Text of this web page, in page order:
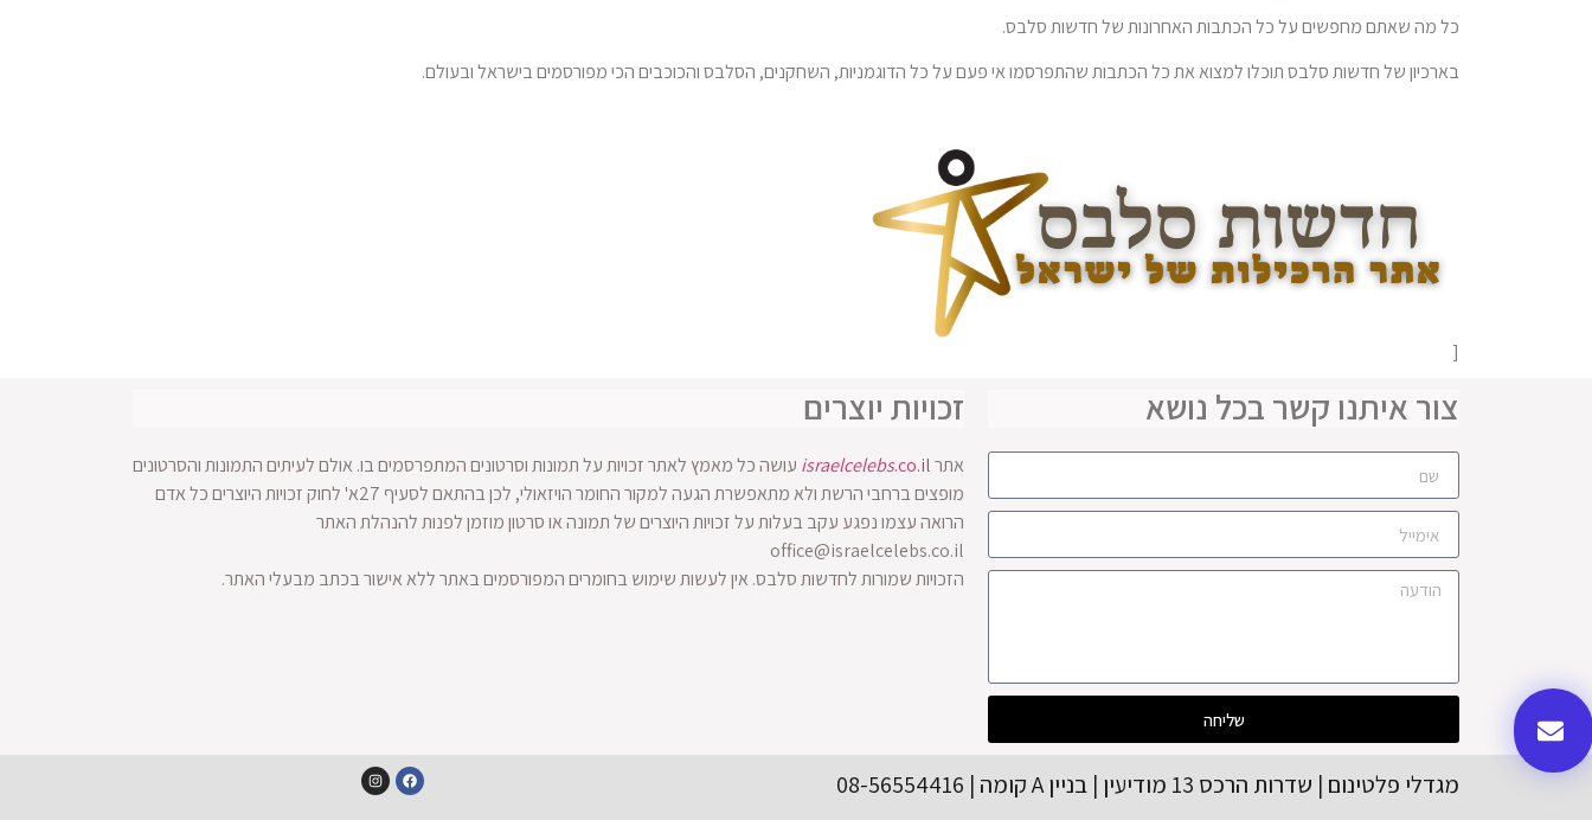
כל מה שאתם מחפשים על כל הכתבות האחרונות של חדשות סלבס.
בארכיון של חדשות סלבס תוכלו למצוא את כל הכתבות שהתפרסמו אי פעם על כל הדוגמניות, השחקנים, הסלבס והכוכבים הכי מפורסמים בישראל ובעולם.
[
צור איתנו קשר בכל נושא
שליחה
זכויות יוצרים
אתר israelcelebs.co.il
עושה כל מאמץ לאתר זכויות על תמונות וסרטונים המתפרסמים בו. אולם לעיתים התמונות והסרטונים
מופצים ברחבי הרשת ולא מתאפשרת הגעה למקור החומר הויזאולי, לכן בהתאם לסעיף 27א' לחוק זכויות היוצרים כל אדם
הרואה עצמו נפגע עקב בעלות על זכויות היוצרים של תמונה או סרטון מוזמן לפנות להנהלת האתר
office@israelcelebs.co.il
הזכויות שמורות לחדשות סלבס. אין לעשות שימוש בחומרים המפורסמים באתר ללא אישור בכתב מבעלי האתר.
מגדלי פלטינום | שדרות הרכס 13 מודיעין | בניין A קומה | 08-56554416